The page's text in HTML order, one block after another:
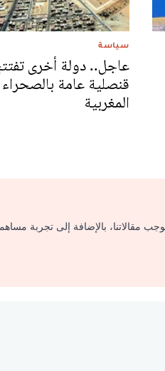
سياسة
عاجل.. دولة أخرى
قنصلية عامة بالصحراء
المغربية
مقالاتنا، بالإضافة إلى تجربة